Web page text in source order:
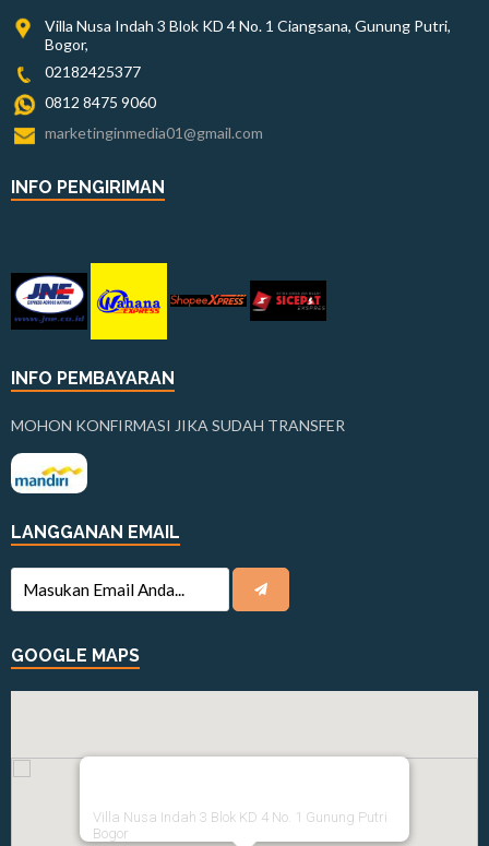
Villa Nusa Indah 3 Blok KD 4 No. 1 Ciangsana, Gunung Putri,
Bogor,
02182425377
0812 8475 9060
marketinginmedia01@gmail.com
INFO PENGIRIMAN
INFO PEMBAYARAN
MOHON KONFIRMASI JIKA SUDAH TRANSFER
LANGGANAN EMAIL
GOOGLE MAPS
Villa Nusa Indah 3 Blok KD 4 No. 1 Gunung Putri
Bogor